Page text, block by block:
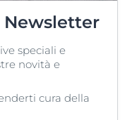
Newsletter
speciali e
novità e
cura della